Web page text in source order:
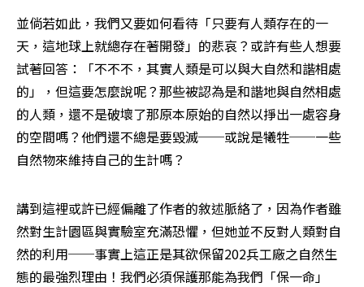
並倘若如此，我們又要如何看待「只要有人類存在的一
天，這地球上就總存在著開發」的悲哀？或許有些人想要
試著回答：「不不不，其實人類是可以與大自然和諧相處
的」，但這要怎麼說呢？那些被認為是和諧地與自然相處
的人類，還不是破壞了那原本原始的自然以掙出一處容身
的空間嗎？他們還不總是要毀滅──或說是犧牲──一些
自然物來維持自己的生計嗎？
講到這裡或許已經偏離了作者的敘述脈絡了，因為作者雖
然對生計園區與實驗室充滿恐懼，但她並不反對人類對自
然的利用──事實上這正是其欲保留202兵工廠之自然生
態的最強烈理由！我們必須保護那能為我們「保一命」